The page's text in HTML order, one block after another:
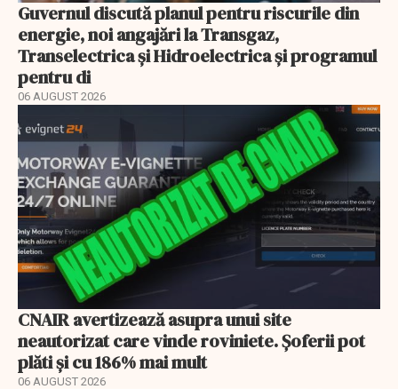
Guvernul discută planul pentru riscurile din
energie, noi angajări la Transgaz,
Transelectrica și Hidroelectrica și programul
pentru di
06 AUGUST 2026
CNAIR avertizează asupra unui site
neautorizat care vinde roviniete. Șoferii pot
plăti și cu 186% mai mult
06 AUGUST 2026